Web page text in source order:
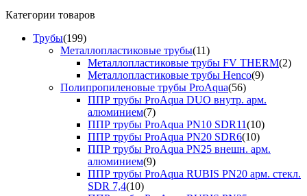
Категории товаров
Трубы(199)
Металлопластиковые трубы(11)
Металлопластиковые трубы FV THERM(2)
Металлопластиковые трубы Henco(9)
Полипропиленовые трубы ProAqua(56)
ППР трубы ProAqua DUO внутр. арм.
алюминием(7)
ППР трубы ProAqua PN10 SDR11(10)
ППР трубы ProAqua PN20 SDR6(10)
ППР трубы ProAqua PN25 внешн. арм.
алюминием(9)
ППР трубы ProAqua RUBIS PN20 арм. стекл.
SDR 7,4(10)